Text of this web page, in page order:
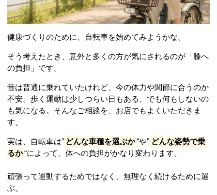
健康づくりのために、自転車を始めてみようかな。
そう考えたとき、意外と多くの方が気にされるのが「膝へ
の負担」です。
昔は普通に乗れていたけれど、今の体力や関節に合うのか
不安。歩く運動は少しつらい日もある、でも何もしないの
も気になる。そんなご相談を、お店でもよくいただきま
す。
実は、自転車は” どんな車種を選ぶか“や” どんな姿勢で乗
るか“によって、体への負担がかなり変わります。
頑張って運動するためではなく、無理なく続けるために選
ぶ。